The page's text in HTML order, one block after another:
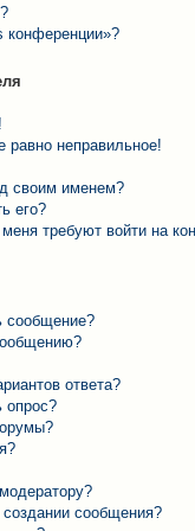
конференции»?
равно неправильное!
своим именем?
его?
требуют войти на
сообщение?
ответа?
опрос?
создании сообщения?